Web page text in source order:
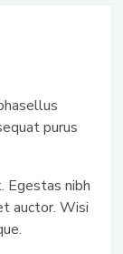
purus
Egestas nibh
auctor. Wisi